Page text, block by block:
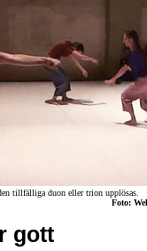
tillfälliga duon eller trion upplösas.
Foto:
gott